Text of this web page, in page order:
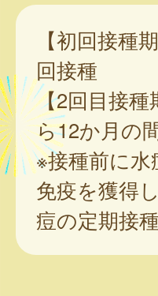
【初回接種
回接種
【2回目接種
ら12か月の
※接種前に
免疫を獲得
痘の定期接